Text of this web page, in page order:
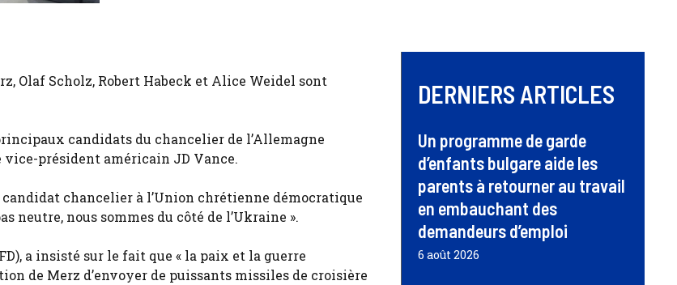
Olaf Scholz, Robert Habeck et Alice Weidel sont
candidats du chancelier de l’Allemagne
président américain JD Vance.
chancelier à l’Union chrétienne démocratique
neutre, nous sommes du côté de l’Ukraine ».
a insisté sur le fait que « la paix et la guerre
de Merz d’envoyer de puissants missiles de croisière
DERNIERS ARTICLES
Un programme de garde
d’enfants bulgare aide les
parents à retourner au travail
en embauchant des
demandeurs d’emploi
6 août 2026